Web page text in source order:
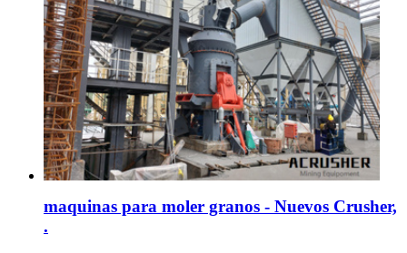
maquinas para moler granos - Nuevos Crusher,
.